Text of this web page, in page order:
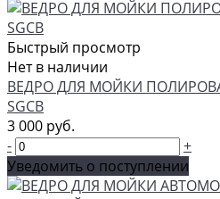
Быстрый просмотр
Нет в наличии
ВЕДРО ДЛЯ МОЙКИ
SGCB
3 000 руб.
-
+
Уведомить о поступлении